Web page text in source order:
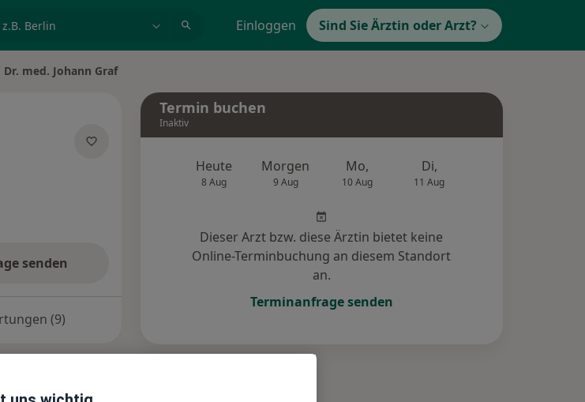
Einloggen Sind Sie Ärztin oder Arzt?
ändern
Dr. med. Johann Graf
senden
(9)
Termin buchen
Inaktiv
Heute
8 Aug
Morgen
9 Aug
Mo,
10 Aug
Di,
11 Aug
Dieser Arzt bzw. diese Ärztin bietet keine
Online-Terminbuchung an diesem Standort
an.
Terminanfrage senden